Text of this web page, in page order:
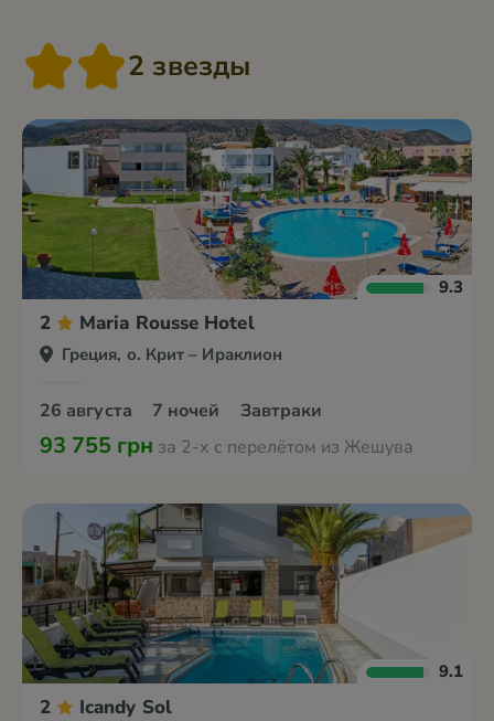
2 звезды
9.3
2 Maria Rousse Hotel
Греция, о. Крит – Ираклион
26 августа 7 ночей Завтраки
93 755 грн за 2-х с перелётом из Жешува
9.1
2 Icandy Sol